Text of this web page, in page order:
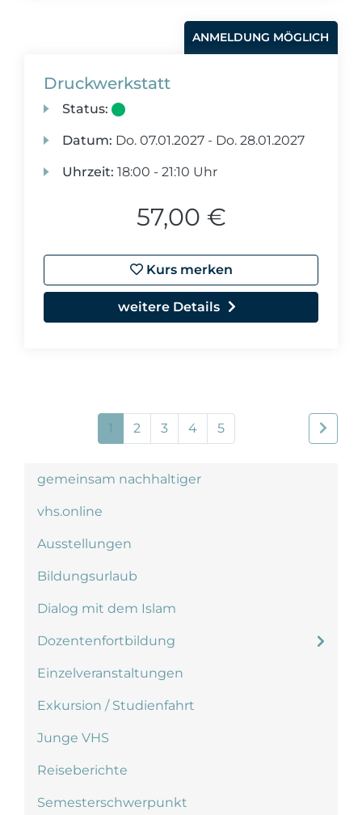
gemeinsam nachhaltiger
vhs.online
Ausstellungen
Bildungsurlaub
Dialog mit dem Islam
Dozentenfortbildung
Einzelveranstaltungen
Exkursion / Studienfahrt
Junge VHS
Reiseberichte
Semesterschwerpunkt
ANMELDUNG MÖGLICH
Druckwerkstatt
Status:
Datum: Do. 07.01.2027 - Do. 28.01.2027
Uhrzeit: 18:00 - 21:10 Uhr
57,00 €
Kurs merken
weitere Details
1 2 3 4 5